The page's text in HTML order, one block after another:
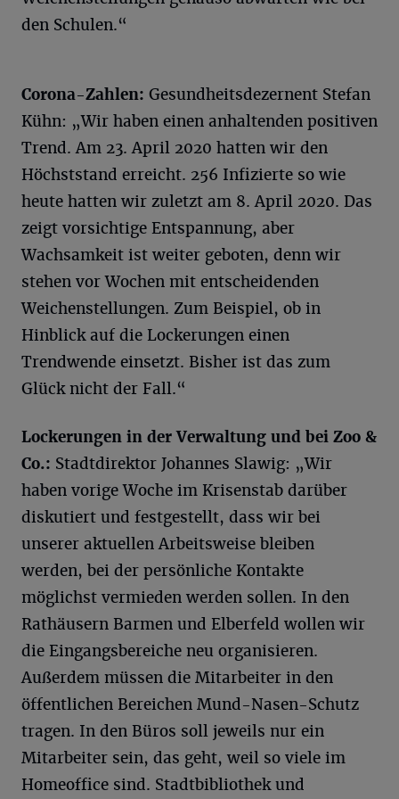
den Schulen.“
Corona-Zahlen: Gesundheitsdezernent Stefan
Kühn: „Wir haben einen anhaltenden positiven
Trend. Am 23. April 2020 hatten wir den
Höchststand erreicht. 256 Infizierte so wie
heute hatten wir zuletzt am 8. April 2020. Das
zeigt vorsichtige Entspannung, aber
Wachsamkeit ist weiter geboten, denn wir
stehen vor Wochen mit entscheidenden
Weichenstellungen. Zum Beispiel, ob in
Hinblick auf die Lockerungen einen
Trendwende einsetzt. Bisher ist das zum
Glück nicht der Fall.“
Lockerungen in der Verwaltung und bei Zoo &
Co.: Stadtdirektor Johannes Slawig: „Wir
haben vorige Woche im Krisenstab darüber
diskutiert und festgestellt, dass wir bei
unserer aktuellen Arbeitsweise bleiben
werden, bei der persönliche Kontakte
möglichst vermieden werden sollen. In den
Rathäusern Barmen und Elberfeld wollen wir
die Eingangsbereiche neu organisieren.
Außerdem müssen die Mitarbeiter in den
öffentlichen Bereichen Mund-Nasen-Schutz
tragen. In den Büros soll jeweils nur ein
Mitarbeiter sein, das geht, weil so viele im
Homeoffice sind. Stadtbibliothek und